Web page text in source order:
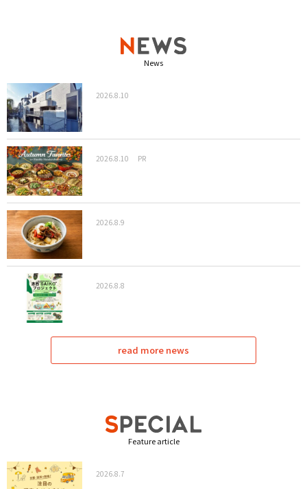
News
2026.8.10
2026.8.10 PR
2026.8.9
2026.8.8
read more news
Feature article
2026.8.7